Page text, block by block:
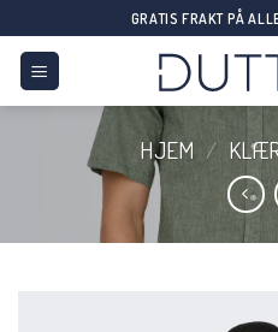
to
content
GRATIS FRAKT PÅ
HJEM /